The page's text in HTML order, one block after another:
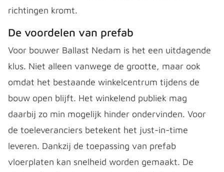
richtingen kromt.
De voordelen van prefab
Voor bouwer Ballast Nedam is het een uitdagende
klus. Niet alleen vanwege de grootte, maar ook
omdat het bestaande winkelcentrum tijdens de
bouw open blijft. Het winkelend publiek mag
daarbij zo min mogelijk hinder ondervinden. Voor
de toeleveranciers betekent het just-in-time
leveren. Dankzij de toepassing van prefab
vloerplaten kan snelheid worden gemaakt. De